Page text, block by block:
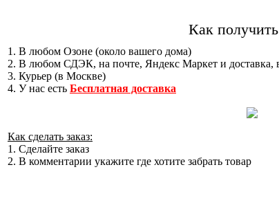
Как получить
1. В любом Озоне (около вашего дома)
2. В любом СДЭК, на почте, Яндекс Маркет и доставка,
3. Курьер (в Москве)
4. У нас есть Бесплатная доставка
Как сделать заказ:
1. Сделайте заказ
2. В комментарии укажите где хотите забрать товар